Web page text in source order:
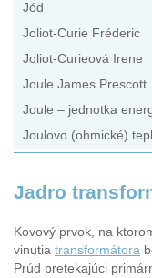
Jód
Joliot-Curie Fréderic
Joliot-Curieová Irene
Joule James Prescott
Joule – jednotka
Joulovo (ohmické)
Jadro
Kovový prvok, na
vinutia transformátora
Prúd pretekajúci